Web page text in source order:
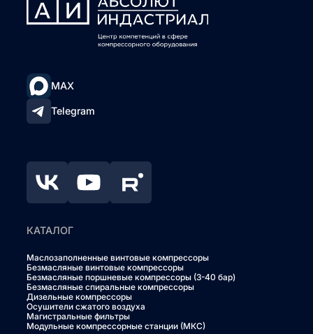
MAX
Telegram
КАТАЛОГ
Маслозаполненные винтовые компрессоры
Безмасляные винтовые компрессоры
Безмасляные поршневые компрессоры (3-40 бар)
Безмасляные спиральные компрессоры
Дизельные компрессоры
Осушители сжатого воздуха
Магистральные фильтры
Модульные компрессорные станции (МКС)